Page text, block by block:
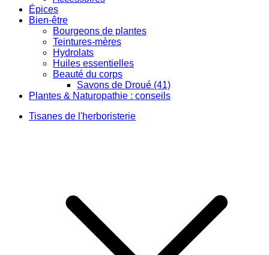
Épices
Bien-être
Bourgeons de plantes
Teintures-mères
Hydrolats
Huiles essentielles
Beauté du corps
Savons de Droué (41)
Plantes & Naturopathie : conseils
Tisanes de l'herboristerie